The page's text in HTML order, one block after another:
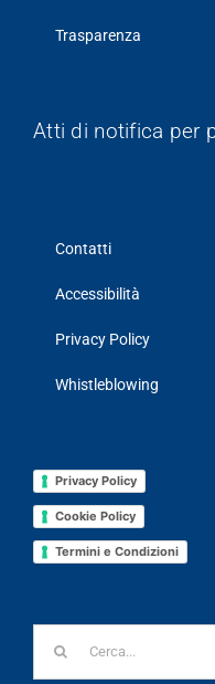
Trasparenza
Atti di notifica per
Contatti
Accessibilità
Privacy Policy
Whistleblowing
Privacy Policy
Cookie Policy
Termini e Condizioni
Cerca
per: